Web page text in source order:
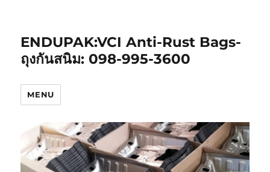
ENDUPAK:VCI Anti-Rust Bags-
ถุงกันสนิม: 098-995-3600
MENU